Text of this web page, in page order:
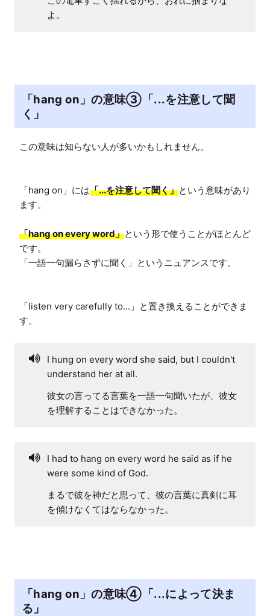
よ。
「hang on」の意味③「...を注意して聞
く」
この意味は知らない人が多いかもしれません。
「hang on」には「...を注意して聞く」という意味があり
ます。
「hang on every word」という形で使うことがほとんど
です。
「一語一句漏らさずに聞く」というニュアンスです。
「listen very carefully to...」と置き換えることができま
す。
I hung on every word she said, but I couldn't
understand her at all.
彼女の言ってる言葉を一語一句聞いたが、彼女
を理解することはできなかった。
I had to hang on every word he said as if he
were some kind of God.
まるで彼を神だと思って、彼の言葉に真剣に耳
を傾けなくてはならなかった。
「hang on」の意味④「...によって決ま
る」